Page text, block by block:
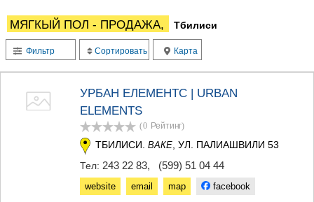
ОЗУРГЕТИ
ЧОХАТАУРИ
УРЕКИ
ИМЕРЕТИЯ
БАГДАТИ
ЗЕСТАФОНИ
САМТРЕДИА
МЯГКЫЙ ПОЛ - ПРОДАЖА, Тбилиси
Фильтр Сортировать Карта
УРБАН ЕЛЕМЕНТС | URBAN
ELEMENTS
(0 Рейтинг)
ТБИЛИСИ. ВАКЕ , УЛ. ПАЛИАШВИЛИ 53
Тел: 243 22 83, (599) 51 04 44
website email map facebook